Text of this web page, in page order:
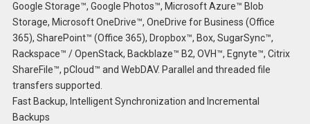
Google Storage™, Google Photos™, Microsoft Azure™ Blob
Storage, Microsoft OneDrive™, OneDrive for Business (Office
365), SharePoint™ (Office 365), Dropbox™, Box, SugarSync™,
Rackspace™ / OpenStack, Backblaze™ B2, OVH™, Egnyte™, Citrix
ShareFile™, pCloud™ and WebDAV. Parallel and threaded file
transfers supported.
Fast Backup, Intelligent Synchronization and Incremental
Backups